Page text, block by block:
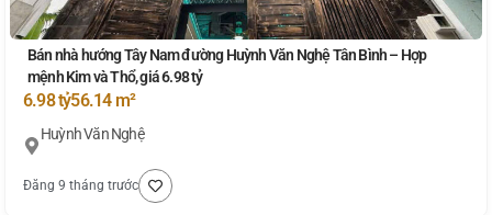
Bán nhà hướng Tây Nam đường Huỳnh Văn Nghệ Tân Bình – Hợp
mệnh Kim và Thổ, giá 6.98 tỷ
6.98 tỷ56.14 m²
Huỳnh Văn Nghệ
Đăng 9 tháng trước